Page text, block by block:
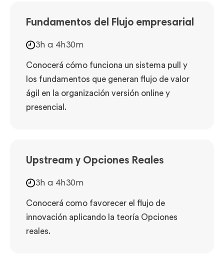
Fundamentos del Flujo empresarial
3h a 4h30m
Conocerá cómo funciona un sistema pull y
los fundamentos que generan flujo de valor
ágil en la organización versión online y
presencial.
Upstream y Opciones Reales
3h a 4h30m
Conocerá como favorecer el flujo de
innovación aplicando la teoría Opciones
reales.